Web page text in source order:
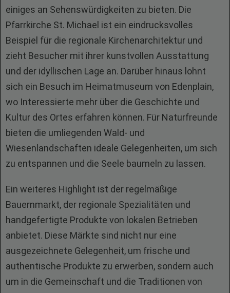
einiges an Sehenswürdigkeiten zu bieten. Die
Pfarrkirche St. Michael ist ein eindrucksvolles
Beispiel für die regionale Kirchenarchitektur und
zieht Besucher mit ihrer kunstvollen Ausstattung
und der idyllischen Lage an. Darüber hinaus lohnt
sich ein Besuch im Heimatmuseum von Edenplain,
wo Interessierte mehr über die Geschichte und
Kultur des Ortes erfahren können. Für Naturfreunde
bieten die umliegenden Wald- und
Wiesenlandschaften ideale Gelegenheiten, um sich
zu entspannen und die Seele baumeln zu lassen.
Ein weiteres Highlight ist der regelmäßige
Bauernmarkt, der regionale Spezialitäten und
handgefertigte Produkte von lokalen Betrieben
anbietet. Diese Märkte sind nicht nur eine
ausgezeichnete Gelegenheit, um frische und
authentische Produkte zu erwerben, sondern auch
um in die Gemeinschaft und die Traditionen von